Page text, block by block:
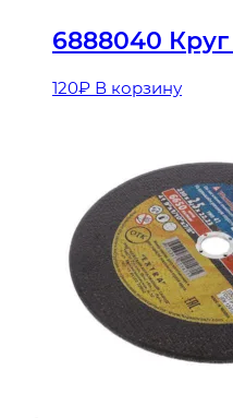
6888040
120₽ В корзину